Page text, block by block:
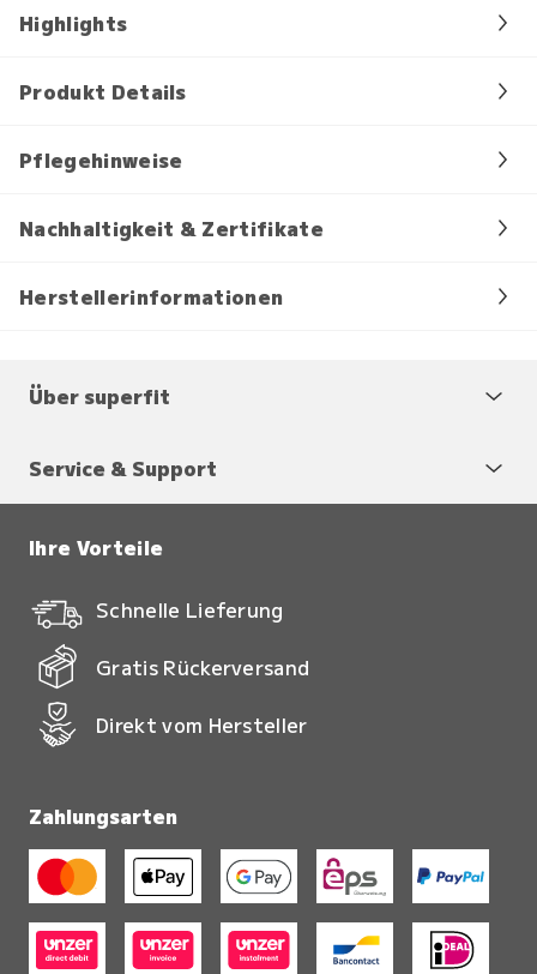
Highlights
Produkt Details
Pflegehinweise
Nachhaltigkeit & Zertifikate
Herstellerinformationen
Über superfit
Service & Support
Ihre Vorteile
Schnelle Lieferung
Gratis Rückerversand
Direkt vom Hersteller
Zahlungsarten